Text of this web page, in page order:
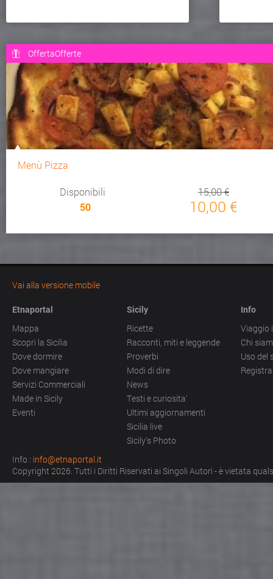
OffertaOfferte
Menù Pizza
Disponibili
50
15,00 €
10,00 €
Vai alla versione mobile
Etnaportal
Mappa
Scopri la Sicilia
Dove dormire
Dove mangiare
Servizi Commerciali
Made in Sicily
Eventi
Sicily
Ricette
Racconti, miti e leggende
Proverbi
Modi di dire
News
Testi e curiosita'
Ultimi aggiornamenti
Sicilia live
Sicily's Photo
Info
Viaggio
Chi
Uso del
Info : info@etnaportal.it
Copyright 2026. Tutti i Diritti Riservati ai Singoli Autori - è vietata